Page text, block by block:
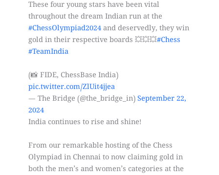
These four young stars have been vital
throughout the dream Indian run at the
#ChessOlympiad2024and deservedly, they win
gold in their respective boards 💥💥💥#Chess
#TeamIndia
(📸 FIDE, ChessBase India)
pic.twitter.com/ZlUit4jjea
— The Bridge (@the_bridge_in) September 22,
2024
India continues to rise and shine!
From our remarkable hosting of the Chess
Olympiad in Chennai to now claiming gold in
both the men’s and women’s categories at the